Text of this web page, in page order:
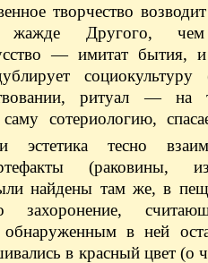
творчество
Другого, чем
— имитат бытия,
ритуал — на
сотериологию,
эстетика тесно
(раковины,
найдены там же, в
захоронение,
в ней
в красный цвет (о